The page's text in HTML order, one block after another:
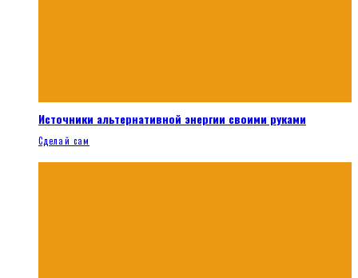
Источники альтернативной энергии своими руками
Сделай сам